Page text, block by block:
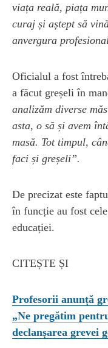
viața reală, piața
curaj și aștept să
anvergura
Oficialul a fost
a făcut greșeli în
analizăm diverse
asta, o să și avem
masă. Tot timpul,
faci și greșeli”.
De precizat este
în funcție au fost
educației.
CITEȘTE ȘI
Profesorii anunță
„Ne pregătim
declanșarea grevei